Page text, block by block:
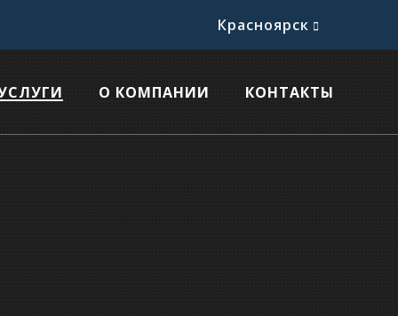
Красноярск
О КОМПАНИИ КОНТАКТЫ